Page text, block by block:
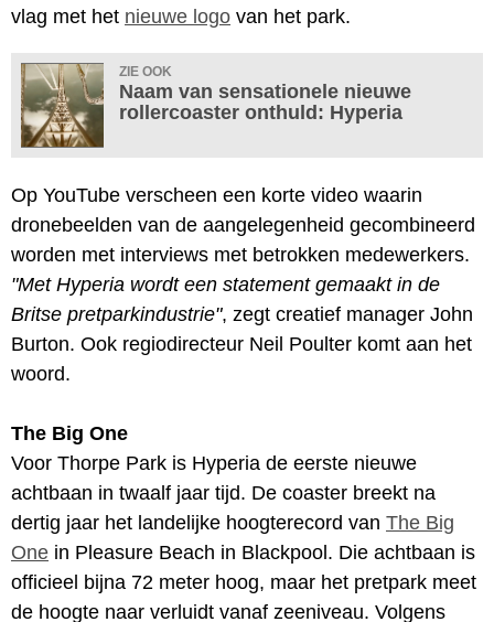
vlag met het nieuwe logo van het park.
ZIE OOK
Naam van sensationele nieuwe
rollercoaster onthuld: Hyperia
Op YouTube verscheen een korte video waarin
dronebeelden van de aangelegenheid gecombineerd
worden met interviews met betrokken medewerkers.
"Met Hyperia wordt een statement gemaakt in de
Britse pretparkindustrie", zegt creatief manager John
Burton. Ook regiodirecteur Neil Poulter komt aan het
woord.
The Big One
Voor Thorpe Park is Hyperia de eerste nieuwe
achtbaan in twaalf jaar tijd. De coaster breekt na
dertig jaar het landelijke hoogterecord van The Big
One in Pleasure Beach in Blackpool. Die achtbaan is
officieel bijna 72 meter hoog, maar het pretpark meet
de hoogte naar verluidt vanaf zeeniveau. Volgens